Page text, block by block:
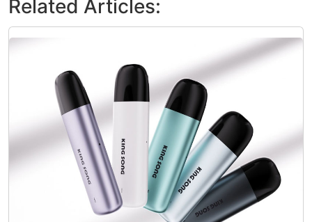
Related Articles: